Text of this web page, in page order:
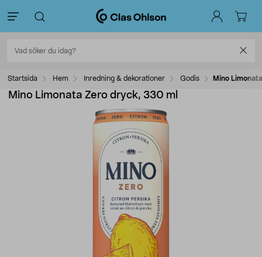
Startsida Hem Inredning & dekorationer Godis Mino
Mino Limonata Zero dryck, 330 ml